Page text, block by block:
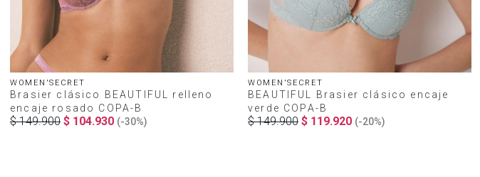
WOMEN'SECRET
Brasier clásico BEAUTIFUL relleno
encaje rosado COPA-B
$ 149.900 $ 104.930 (-30%)
WOMEN'SECRET
BEAUTIFUL Brasier clásico encaje
verde COPA-B
$ 149.900 $ 119.920 (-20%)